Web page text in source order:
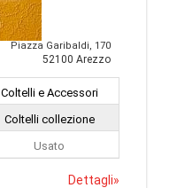
Piazza Garibaldi, 170
52100 Arezzo
Coltelli e Accessori
Coltelli collezione
Usato
Dettagli»